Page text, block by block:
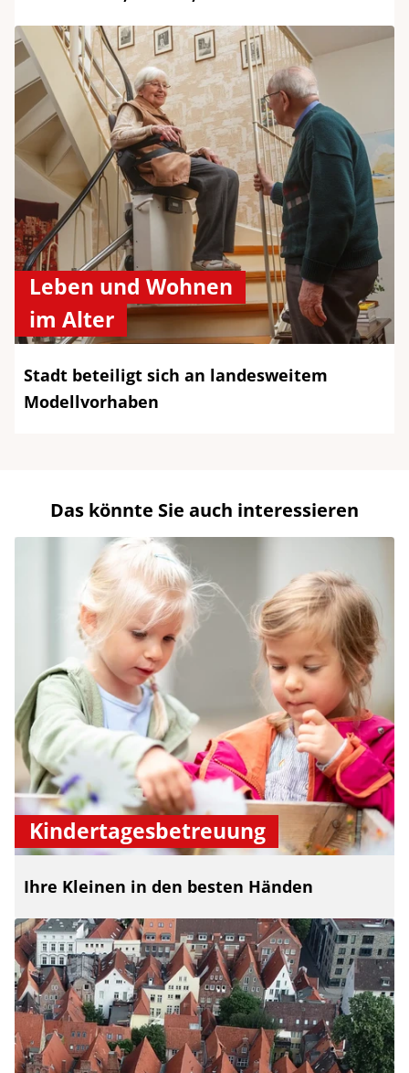
Leben und Wohnen
im Alter
Stadt beteiligt sich an landesweitem
Modellvorhaben
Das könnte Sie auch interessieren
Kindertagesbetreuung
Ihre Kleinen in den besten Händen